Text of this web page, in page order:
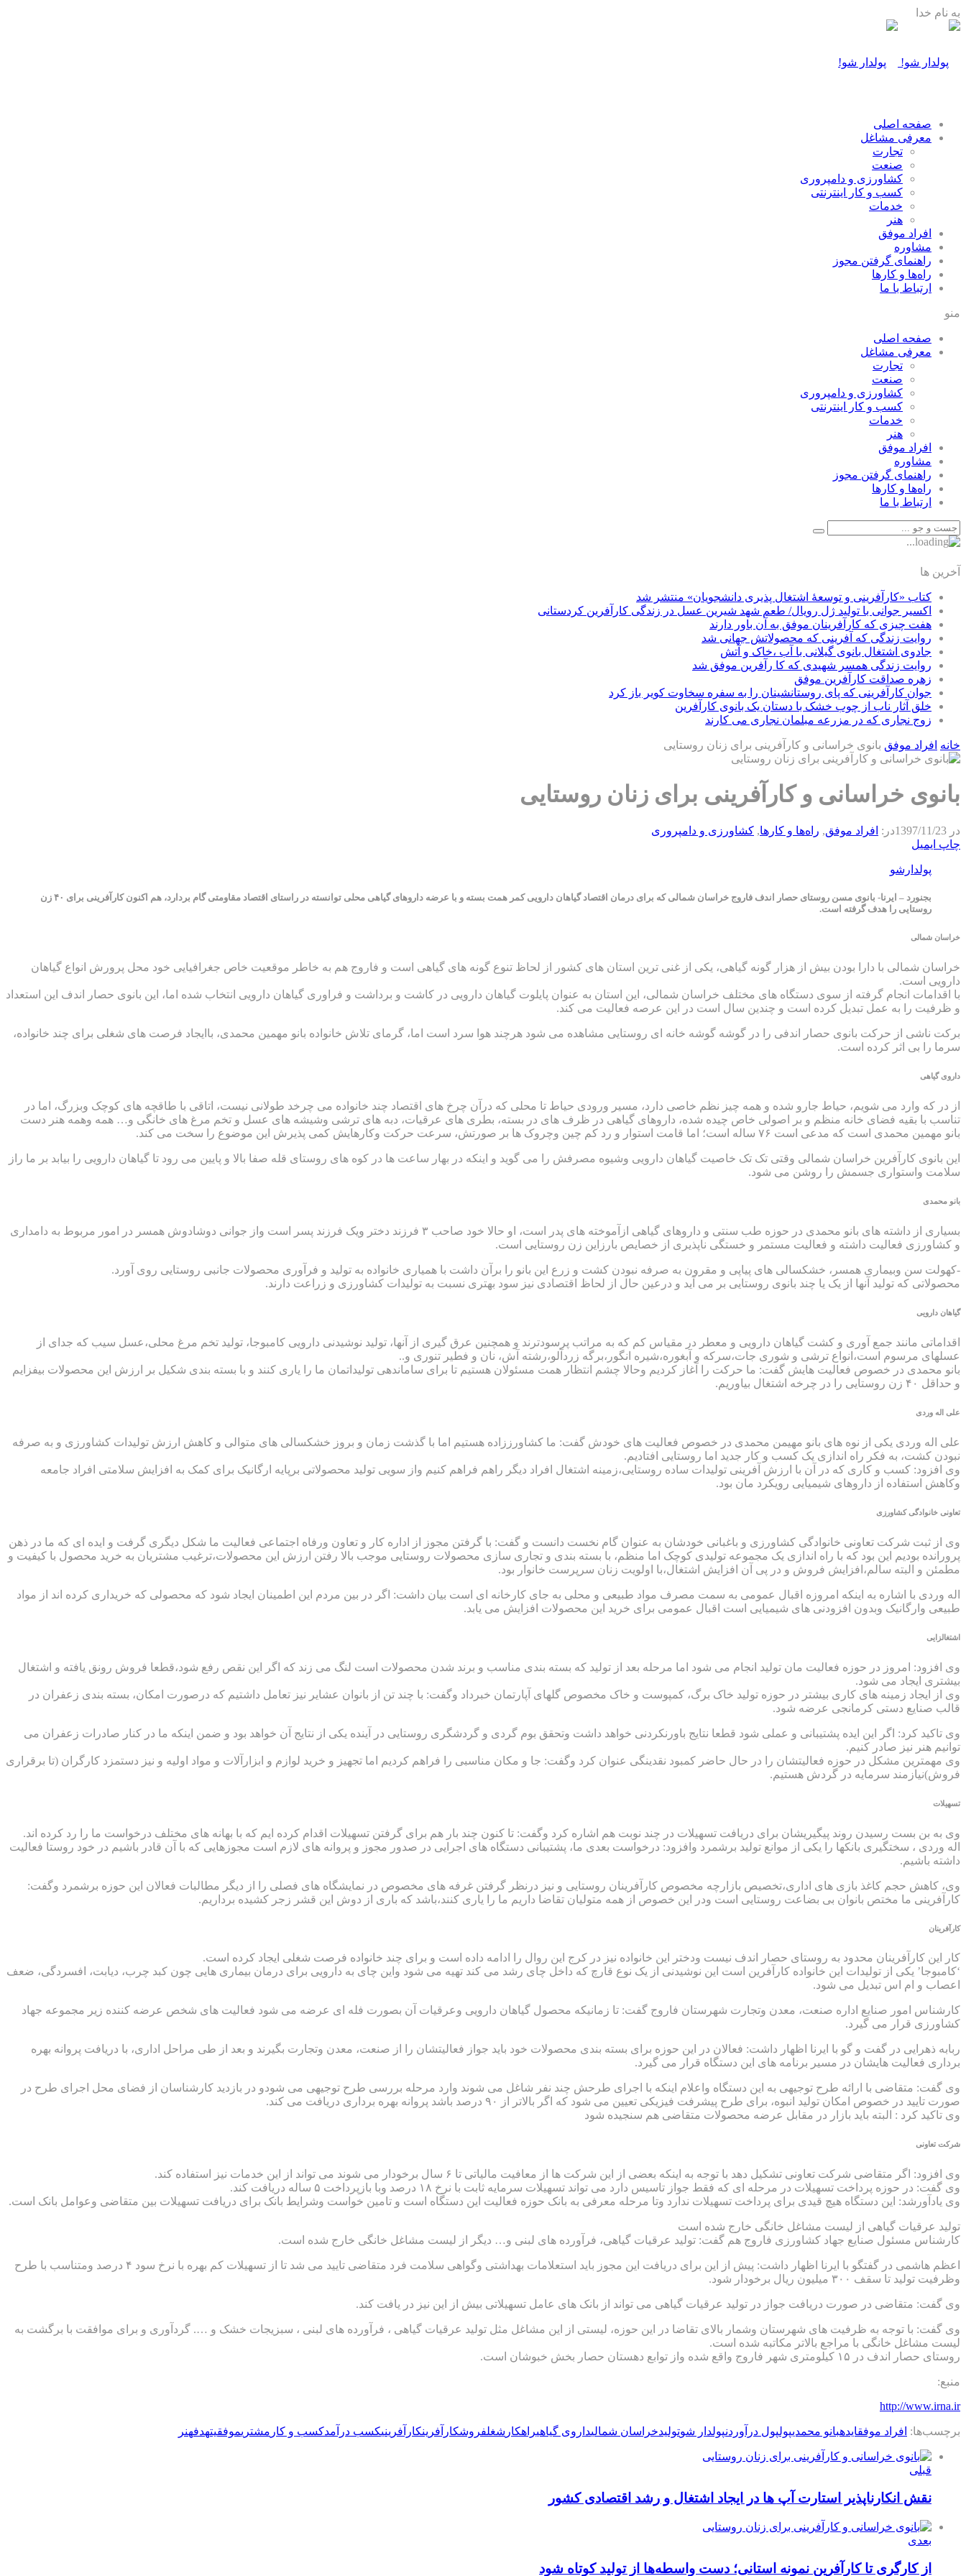
به نام خدا
صفحه اصلی
معرفی مشاغل
تجارت
صنعت
كشاورزی و دامپروری
كسب و كار اينترنتی
خدمات
هنر
افراد موفق
مشاوره
راهنمای گرفتن مجوز
راه‌ها و كارها
ارتباط با ما
منو
صفحه اصلی
معرفی مشاغل
تجارت
صنعت
كشاورزی و دامپروری
كسب و كار اينترنتی
خدمات
هنر
افراد موفق
مشاوره
راهنمای گرفتن مجوز
راه‌ها و كارها
ارتباط با ما
آخرین ها
کتاب «کارآفرینی و توسعۀ اشتغال پذیری دانشجویان» منتشر شد
اکسیر جوانی با تولید ژل رویال/ طعم شهد شیرین عسل‌ در زندگی کارآفرین کردستانی
هفت چیزی که کارآفرینان موفق به آن باور دارند
روایت زندگی که آفرینی که محصولاتش جهانی شد
جادوی اشتغال بانوی گیلانی با آب ،خاک و آتش
روایت زندگی همسر شهیدی که کا رآفرین موفق شد
زهره صداقت کارآفرین موفق
جوان کارآفرینی که پای روستانشینان را به سفره سخاوت کویر باز کرد
خلق آثار ناب از چوب خشک با دستان یک بانوی کارآفرین
زوج نجاری که در مزرعه مبلمان نجاری می کارند
خانه افراد موفق بانوی خراسانی و کارآفرینی برای زنان روستایی
بانوی خراسانی و کارآفرینی برای زنان روستایی
در 1397/11/23در: افراد موفق, راه‌ها و كارها, كشاورزی و دامپروری
چاپ ایمیل
پولدارشو
بجنورد – ایرنا- بانوی مسن روستای حصار اندف فاروج خراسان شمالی که برای درمان اقتصاد گیاهان دارویی کمر همت بسته و با عرضه داروهای گیاهی محلی توانسته در راستای اقتصاد مقاومتی گام بردارد، هم اکنون کارآفرینی برای ۴۰ زن
روستایی را هدف گرفته است.
خراسان شمالی
خراسان شمالی با دارا بودن بیش از هزار گونه گیاهی، یکی از غنی ترین استان های کشور از لحاظ تنوع گونه های گیاهی است و فاروج هم به خاطر موقعیت خاص جغرافیایی خود محل پرورش انواع گیاهان
دارویی است.
با اقدامات انجام گرفته از سوی دستگاه های مختلف خراسان شمالی، این استان به عنوان پایلوت گیاهان دارویی در کاشت و برداشت و فراوری گیاهان دارویی انتخاب شده اما، این بانوی حصار اندف این استعداد
و ظرفیت را به عمل تبدیل کرده است و چندین سال است در این عرصه فعالیت می کند.
برکت ناشی از حرکت بانوی حصار اندفی را در گوشه گوشه خانه ای روستایی مشاهده می شود هرچند هوا سرد است اما، گرمای تلاش خانواده بانو مهمین محمدی، باایجاد فرصت های شغلی برای چند خانواده،
سرما را بی اثر کرده است.
داروی گیاهی
از در که وارد می شویم، حیاط جارو شده و همه چیز نظم خاصی دارد، مسیر ورودی حیاط تا محلی که درآن چرخ های اقتصاد چند خانواده می چرخد طولانی نیست، اتاقی با طاقچه های کوچک وبزرگ، اما در
تناسب با بقیه فضای خانه منظم و بر اصولی خاص چیده شده، داروهای گیاهی در ظرف های در بسته، بطری های عرقیات، دبه های ترشی وشیشه های عسل و تخم مرغ های خانگی و… همه وهمه هنر دست
بانو مهمین محمدی است که مدعی است ۷۶ ساله است؛ اما قامت استوار و رد کم چین وچروک ها بر صورتش، سرعت حرکت وکارهایش کمی پذیرش این موضوع را سخت می کند.
این بانوی کارآفرین خراسان شمالی وقتی تک تک خاصیت گیاهان دارویی وشیوه مصرفش را می گوید و اینکه در بهار ساعت ها در کوه های روستای قله صفا بالا و پایین می رود تا گیاهان دارویی را بیابد بر ما راز
سلامت واستواری جسمش را روشن می شود.
بانو محمدی
بسیاری از داشته های بانو محمدی در حوزه طب سنتی و داروهای گیاهی ازآموخته های پدر است، او حالا خود صاحب ۳ فرزند دختر ویک فرزند پسر است واز جوانی دوشادوش همسر در امور مربوط به دامداری
و کشاورزی فعالیت داشته و فعالیت مستمر و خستگی ناپذیری از خصایص بارزاین زن روستایی است.
-کهولت سن وبیماری همسر، خشکسالی های پیاپی و مقرون به صرفه نبودن کشت و زرع این بانو را برآن داشت با همیاری خانواده به تولید و فرآوری محصولات جانبی روستایی روی آورد.
محصولاتی که تولید آنها از یک یا چند بانوی روستایی بر می آید و درعین حال از لحاظ اقتصادی نیز سود بهتری نسبت به تولیدات کشاورزی و زراعت دارند.
گیاهان دارویی
اقداماتی مانند جمع آوری و کشت گیاهان دارویی و معطر در مقیاس کم که به مراتب پرسودترند و همچنین عرق گیری از آنها، تولید نوشیدنی دارویی کامبوجا، تولید تخم مرغ محلی،عسل سیب که جدای از
عسلهای مرسوم است،انواع ترشی و شوری جات،سرکه و آبغوره،شیره انگور،برگه زردآلو،رشته آش، نان و فطیر تنوری و..
بانو محمدی در خصوص فعالیت هایش گفت: ما حرکت را آغاز کردیم وحالا چشم انتظار همت مسئولان هستیم تا برای ساماندهی تولیداتمان ما را یاری کنند و با بسته بندی شکیل بر ارزش این محصولات بیفزایم
و حداقل ۴۰ زن روستایی را در چرخه اشتغال بیاوریم.
علی اله وردی
علی اله وردی یکی از نوه های بانو مهیمن محمدی در خصوص فعالیت های خودش گفت: ما کشاورززاده هستیم اما با گذشت زمان و بروز خشکسالی های متوالی و کاهش ارزش تولیدات کشاورزی و به صرفه
نبودن کشت، به فکر راه اندازی یک کسب و کار جدید اما روستایی افتادیم.
وی افزود: کسب و کاری که در آن با ارزش آفرینی تولیدات ساده روستایی،زمینه اشتغال افراد دیگر راهم فراهم کنیم واز سویی تولید محصولاتی برپایه ارگانیک برای کمک به افزایش سلامتی افراد جامعه
وکاهش استفاده از داروهای شیمیایی رویکرد مان بود.
تعاونی خانوادگی کشاورزی
وی از ثبت شرکت تعاونی خانوادگی کشاورزی و باغبانی خودشان به عنوان گام نخست دانست و گفت: با گرفتن مجوز از اداره کار و تعاون ورفاه اجتماعی فعالیت ما شکل دیگری گرفت و ایده ای که ما در ذهن
پرورانده بودیم این بود که با راه اندازی یک مجموعه تولیدی کوچک اما منظم، با بسته بندی و تجاری سازی محصولات روستایی موجب بالا رفتن ارزش این محصولات،ترغیب مشتریان به خرید محصول با کیفیت و
مطمئن و البته سالم،افزایش فروش و در پی آن افزایش اشتغال،با اولویت زنان سرپرست خانوار بود.
اله وردی با اشاره به اینکه امروزه اقبال عمومی به سمت مصرف مواد طبیعی و محلی به جای کارخانه ای است بیان داشت: اگر در بین مردم این اطمینان ایجاد شود که محصولی که خریداری کرده اند از مواد
طبیعی وارگانیک وبدون افزودنی های شیمیایی است اقبال عمومی برای خرید این محصولات افزایش می یابد.
اشتغالزایی
وی افزود: امروز در حوزه فعالیت مان تولید انجام می شود اما مرحله بعد از تولید که بسته بندی مناسب و برند شدن محصولات است لنگ می زند که اگر این نقص رفع شود،قطعا فروش رونق یافته و اشتغال
بیشتری ایجاد می شود.
وی از ایجاد زمینه های کاری بیشتر در حوزه تولید خاک برگ، کمپوست و خاک مخصوص گلهای آپارتمان خبرداد وگفت: با چند تن از بانوان عشایر نیز تعامل داشتیم که درصورت امکان، بسته بندی زعفران در
قالب صنایع دستی کرمانجی عرضه شود.
وی تاکید کرد: اگر این ایده پشتیبانی و عملی شود قطعا نتایج باورنکردنی خواهد داشت وتحقق بوم گردی و گردشگری روستایی در آینده یکی از نتایج آن خواهد بود و ضمن اینکه ما در کنار صادرات زعفران می
توانیم هنر نیز صادر کنیم.
وی مهمترین مشکل در حوزه فعالیتشان را در حال حاضر کمبود نقدینگی عنوان کرد وگفت: جا و مکان مناسبی را فراهم کردیم اما تجهیز و خرید لوازم و ابزارآلات و مواد اولیه و نیز دستمزد کارگران (تا برقراری
فروش)نیازمند سرمایه در گردش هستیم.
تسهیلات
وی به بن بست رسیدن روند پیگیریشان برای دریافت تسهیلات در چند نوبت هم اشاره کرد وگفت: تا کنون چند بار هم برای گرفتن تسهیلات اقدام کرده ایم که با بهانه های مختلف درخواست ما را رد کرده اند.
اله وردی ، سختگیری بانکها را یکی از موانع تولید برشمرد وافزود: درخواست بعدی ما، پشتیبانی دستگاه های اجرایی در صدور مجوز و پروانه های لازم است مجوزهایی که با آن قادر باشیم در خود روستا فعالیت
داشته باشیم.
وی، کاهش حجم کاغذ بازی های اداری،تخصیص بازارچه مخصوص کارآفرینان روستایی و نیز درنظر گرفتن غرفه های مخصوص در نمایشگاه های فصلی را از دیگر مطالبات فعالان این حوزه برشمرد وگفت:
کارآفرینی ما مختص بانوان بی بضاعت روستایی است ودر این خصوص از همه متولیان تقاضا داریم ما را یاری کنند،باشد که باری از دوش این قشر زجر کشیده برداریم.
کارآفرینان
کار این کارآفرینان محدود به روستای حصار اندف نیست ودختر این خانواده نیز در کرج این روال را ادامه داده است و برای چند خانواده فرصت شغلی ایجاد کرده است.
‘کامبوجا’ یکی از تولیدات این خانواده کارآفرین است این نوشیدنی از یک نوع قارچ که داخل چای رشد می کند تهیه می شود واین چای به دارویی برای درمان بیماری هایی چون کبد چرب، دیابت، افسردگی، ضعف
اعصاب و ام اس تبدیل می شود.
کارشناس امور صنایع اداره صنعت، معدن وتجارت شهرستان فاروج گفت: تا زمانیکه محصول گیاهان دارویی وعرقیات آن بصورت فله ای عرضه می شود فعالیت های شخص عرضه کننده زیر مجموعه جهاد
کشاورزی قرار می گیرد.
ربابه ذهرایی در گفت و گو با ایرنا اظهار داشت: فعالان در این حوزه برای بسته بندی محصولات خود باید جواز فعالیتشان را از صنعت، معدن وتجارت بگیرند و بعد از طی مراحل اداری، با دریافت پروانه بهره
برداری فعالیت هایشان در مسیر برنامه های این دستگاه قرار می گیرد.
وی گفت: متقاضی با ارائه طرح توجیهی به این دستگاه واعلام اینکه با اجرای طرحش چند نفر شاغل می شوند وارد مرحله بررسی طرح توجیهی می شودو در بازدید کارشناسان از فضای محل اجرای طرح در
صورت تایید در خصوص امکان تولید انبوه، برای طرح پیشرفت فیزیکی تعیین می شود که اگر بالاتر از ۹۰ درصد باشد پروانه بهره برداری دریافت می کند.
وی تاکید کرد : البته باید بازار در مقابل عرضه محصولات متقاضی هم سنجیده شود
شرکت تعاونی
وی افزود: اگر متقاضی شرکت تعاونی تشکیل دهد با توجه به اینکه بعضی از این شرکت ها از معافیت مالیاتی تا ۶ سال برخودار می شوند می تواند از این خدمات نیز استفاده کند.
وی گفت: در حوزه پرداخت تسهیلات در مرحله ای که فقط جواز تاسیس دارد می تواند تسهیلات سرمایه ثابت با نرخ ۱۸ درصد وبا بازپرداخت ۵ ساله دریافت کند.
وی یادآورشد: این دستگاه هیچ قیدی برای پرداخت تسهیلات ندارد وتا مرحله معرفی به بانک حوزه فعالیت این دستگاه است و تامین خواست وشرایط بانک برای دریافت تسهیلات بین متقاضی وعوامل بانک است.
تولید عرقیات گیاهی از لیست مشاغل خانگی خارج شده است
کارشناس مسئول صنایع جهاد کشاورزی فاروج هم گفت: تولید عرقیات گیاهی، فرآورده های لبنی و… دیگر از لیست مشاغل خانگی خارج شده است.
اعظم هاشمی در گفتگو با ایرنا اظهار داشت: پیش از این برای دریافت این مجوز باید استعلامات بهداشتی وگواهی سلامت فرد متقاضی تایید می شد تا از تسهیلات کم بهره با نرخ سود ۴ درصد ومتناسب با طرح
وظرفیت تولید تا سقف ۳۰۰ میلیون ریال برخودار شود.
وی گفت: متقاضی در صورت دریافت جواز در تولید عرقیات گیاهی می تواند از بانک های عامل تسهیلاتی بیش از این نیز در یافت کند.
وی گفت: با توجه به ظرفیت های شهرستان وشمار بالای تقاضا در این حوزه، لیستی از این مشاغل مثل تولید عرقیات گیاهی ، فرآورده های لبنی ، سبزیجات خشک و …. گردآوری و برای موافقت با برگشت به
لیست مشاغل خانگی با مراجع بالاتر مکاتبه شده است.
روستای حصار اندف در ۱۵ کیلومتری شهر فاروج واقع شده واز توابع دهستان حصار بخش خبوشان است.
منبع:
http://www.irna.ir
برچسب‌ها: افراد موفقایدهبانو محمدیپولپول درآوردنپولدار شوتولیدخراسان شمالیداروی گیاهیراهکار شغلفروشکارآفرینکارآفرینیکسب درآمدکسب و کار مشتریموفقیتهدفهنر
قبلی
نقش انکارناپذیر استارت آپ ها در ایجاد اشتغال و رشد اقتصادی کشور
بعدی
از کارگری تا کارآفرین نمونه استانی؛ دست واسطه‌ها از تولید کوتاه شود